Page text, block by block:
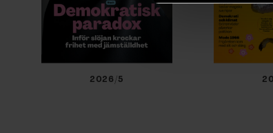
Vi använder
sociala medier och
till de sociala
med annan
2026/5